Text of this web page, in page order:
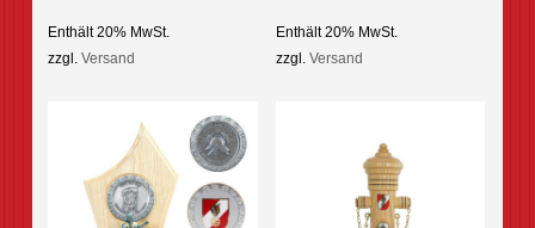
options
may
product
Enthält 20% MwSt.
zzgl.Versand
options
may
Enthält 20% MwSt.
zzgl. Versand